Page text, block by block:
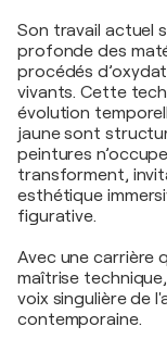
Son travail actuel
profonde des
procédés
vivants. Cette
évolution
jaune sont
peintures
transforment,
esthétique
figurative.
Avec une carrière
maîtrise
voix singulière de
contemporaine.